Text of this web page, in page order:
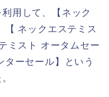
用して、【ネック
【 ネックエステミス
ミスト オータムセー
ターセール】という